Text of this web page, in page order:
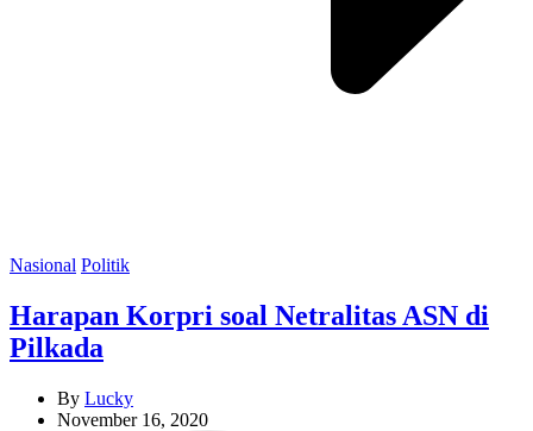
Categories
Nasional Politik
Harapan Korpri soal Netralitas ASN di
Pilkada
By Lucky
November 16, 2020